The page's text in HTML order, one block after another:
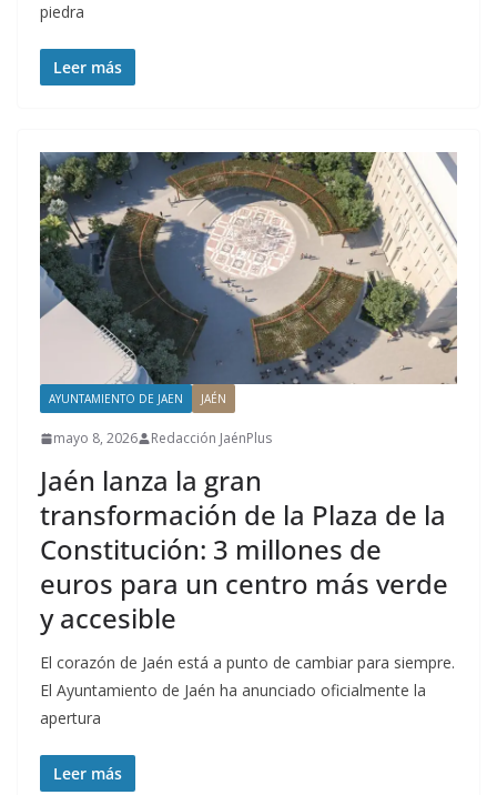
piedra
Leer más
AYUNTAMIENTO DE JAEN JAÉN
mayo 8, 2026 Redacción JaénPlus
Jaén lanza la gran
transformación de la Plaza de la
Constitución: 3 millones de
euros para un centro más verde
y accesible
El corazón de Jaén está a punto de cambiar para siempre.
El Ayuntamiento de Jaén ha anunciado oficialmente la
apertura
Leer más